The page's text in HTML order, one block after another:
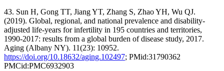
43. Sun H, Gong TT, Jiang YT, Zhang S, Zhao YH, Wu QJ.
(2019). Global, regional, and national prevalence and disability-
adjusted life-years for infertility in 195 countries and territories,
1990-2017: results from a global burden of disease study, 2017.
Aging (Albany NY). 11(23): 10952.
https://doi.org/10.18632/aging.102497; PMid:31790362
PMCid:PMC6932903